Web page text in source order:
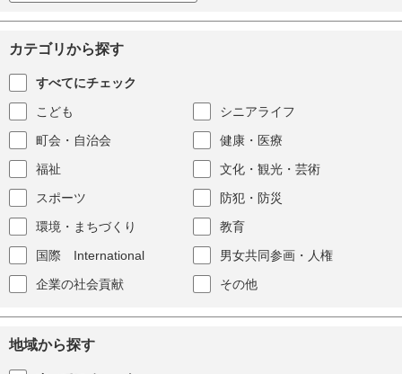
カテゴリから探す
すべてにチェック
こども
シニアライフ
町会・自治会
健康・医療
福祉
文化・観光・芸術
スポーツ
防犯・防災
環境・まちづくり
教育
国際 International
男女共同参画・人権
企業の社会貢献
その他
地域から探す